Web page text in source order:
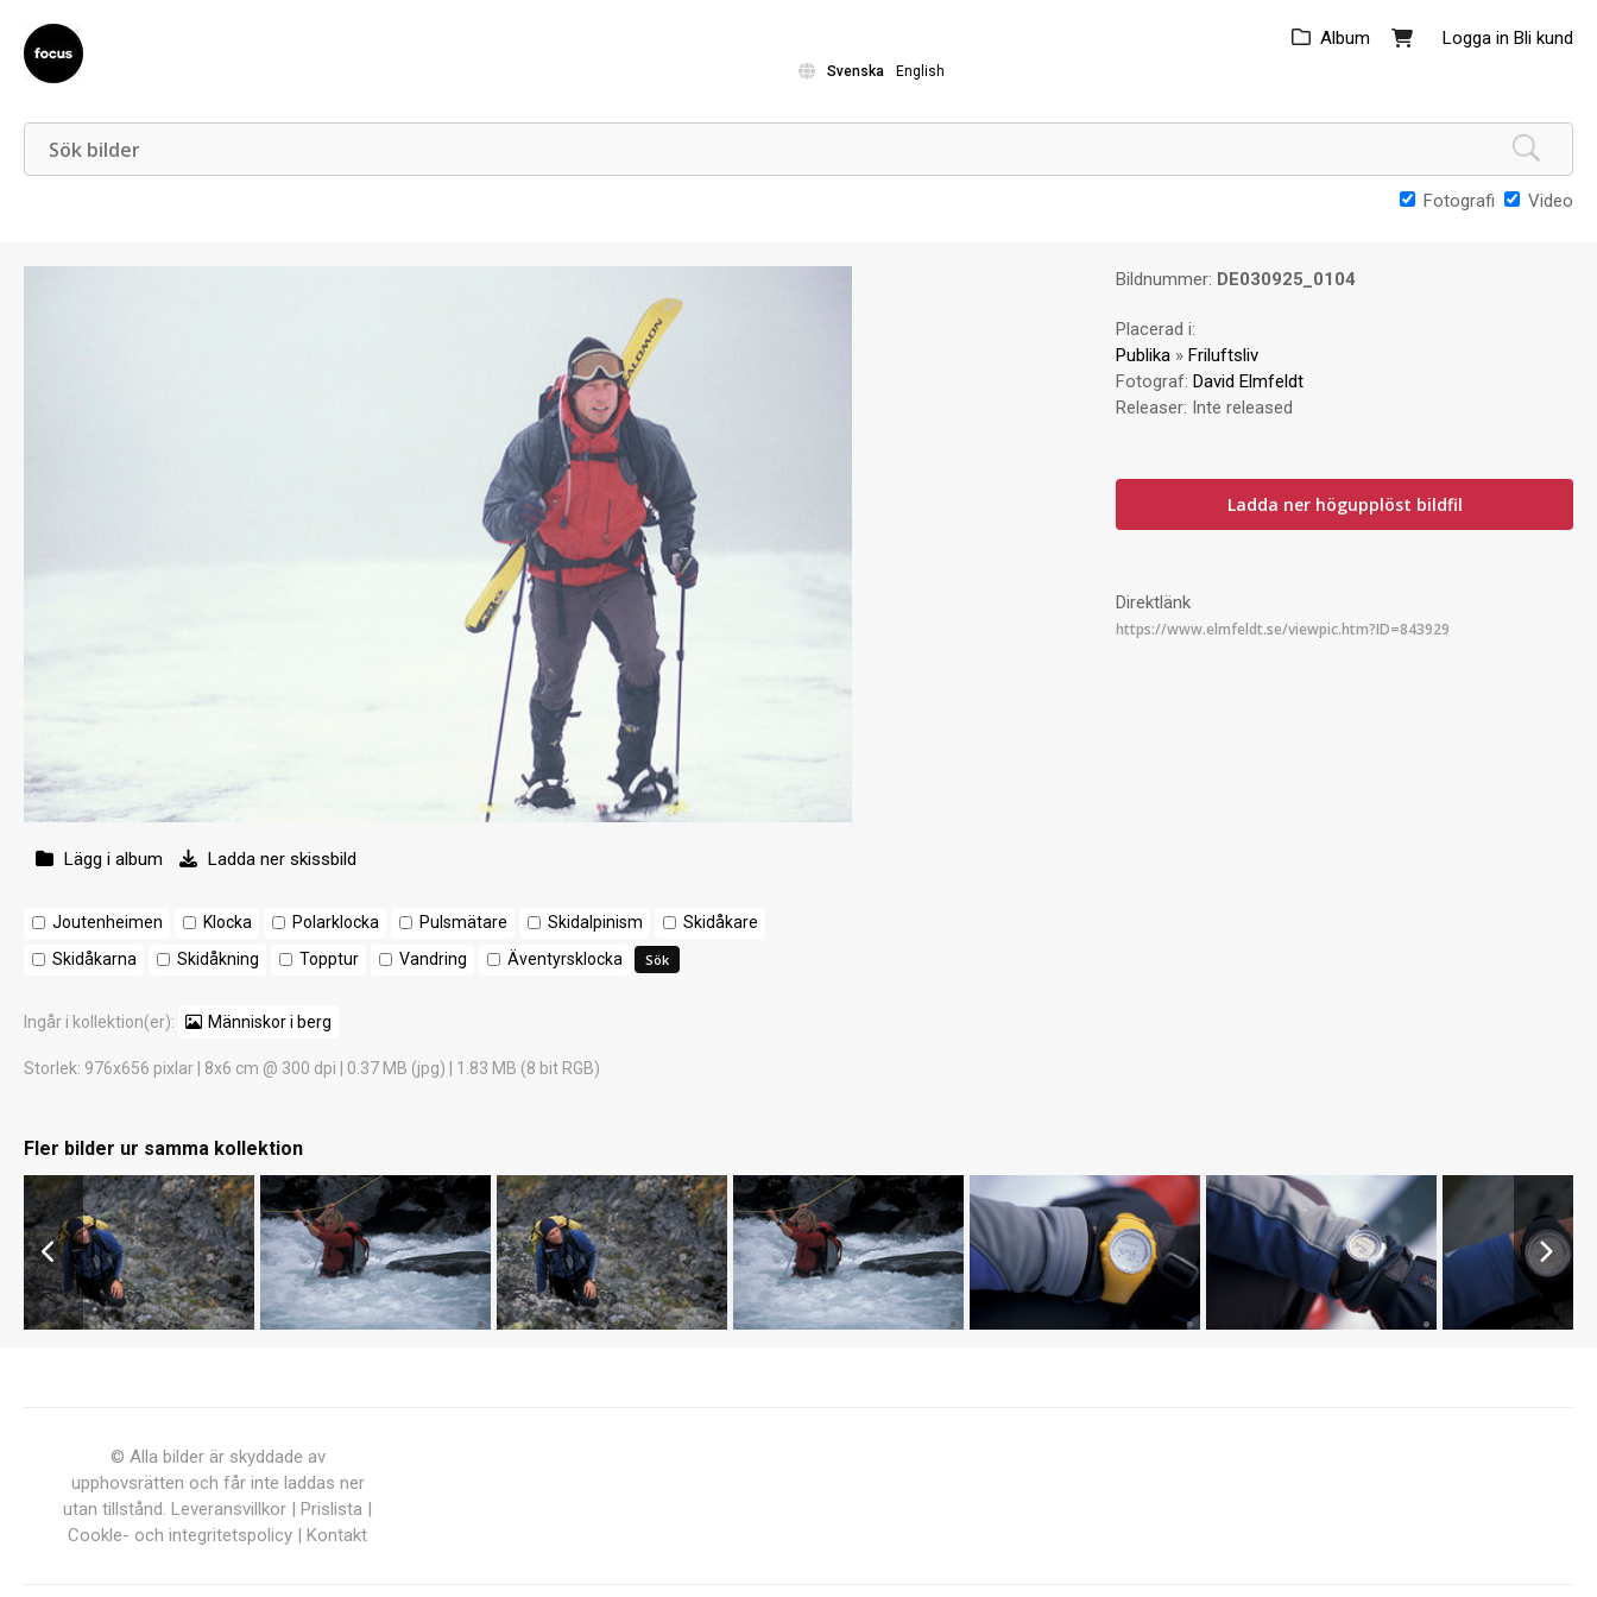
Logga in Bli kund
Album
Svenska English
Fotografi Video
Lägg i album Ladda ner skissbild
Joutenheimen Klocka Polarklocka Pulsmätare Skidalpinism
Skidåkare
Skidåkarna
Skidåkning Topptur Vandring Äventyrsklocka
Ingår i kollektion(er): Människor i berg
Storlek: 976x656 pixlar | 8x6 cm @ 300 dpi | 0.37 MB (jpg) | 1.83 MB (8 bit RGB)
Bildnummer: DE030925_0104
Placerad i:
Publika »Friluftsliv
Fotograf:David Elmfeldt
Releaser: Inte released
Ladda ner högupplöst bildfil
Direktlänk
Fler bilder ur samma kollektion
© Alla bilder är skyddade av
upphovsrätten och får inte laddas ner
utan tillstånd. Leveransvillkor | Prislista |
Cookle- och integritetspolicy | Kontakt